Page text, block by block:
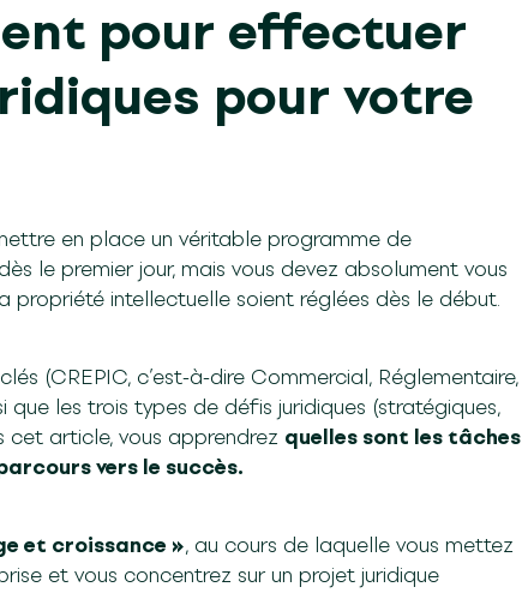
pour effectuer
pour votre
en place un véritable programme de
le premier jour, mais vous devez absolument vous
propriété intellectuelle soient réglées dès le début.
(CREPIC, c’est-à-dire Commercial, Réglementaire,
les trois types de défis juridiques (stratégiques,
cet article, vous apprendrez quelles sont les tâches
vers le succès.
et croissance », au cours de laquelle vous mettez
et vous concentrez sur un projet juridique